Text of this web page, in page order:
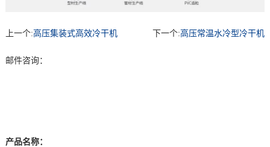
上一个:高压集装式高效冷干机 下一个:高压常温水冷型冷干机
邮件咨询：
产品名称：